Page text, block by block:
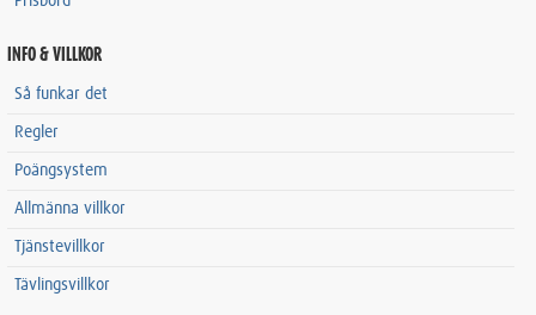
INFO & VILLKOR
Så funkar det
Regler
Poängsystem
Allmänna villkor
Tjänstevillkor
Tävlingsvillkor